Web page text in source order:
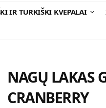
IR TURKIŠKI KVEPALAI
NAGŲ LAKAS
CRANBERRY